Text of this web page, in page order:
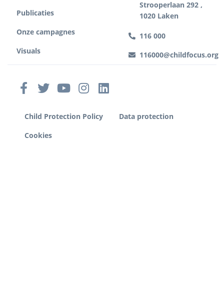
Publicaties
Onze campagnes
Visuals
Strooperlaan 292 ,
1020 Laken
116 000
116000@childfocus.org
Child Protection Policy
Data protection
Cookies